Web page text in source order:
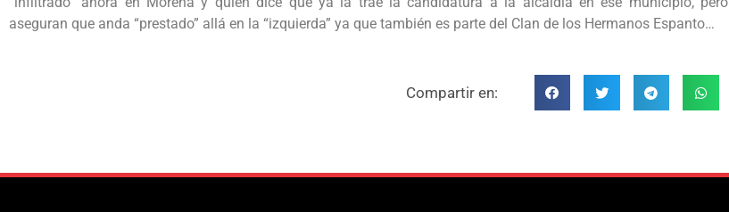
aseguran que anda “prestado” allá en la “izquierda” ya que también es parte del Clan de los Hermanos Espanto…
Compartir en: